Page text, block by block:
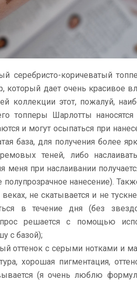
серебристо-коричеватый
который дает очень красивое
коллекции этот, пожалуй,
топперы Шарлотты
и могут осыпаться при
база, для получения более
теней, либо
меня при наслаивании
нанесение).
не скатывается и не
в течение дня (без
решается с помощью
с базой);
оттенок с серыми нотками и
хорошая пигментация,
(я очень люблю